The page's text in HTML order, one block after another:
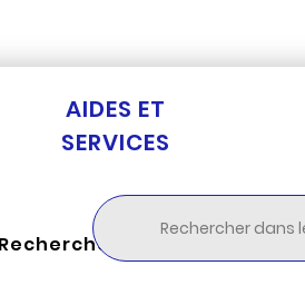
AIDES ET
SERVICES
Rechercher